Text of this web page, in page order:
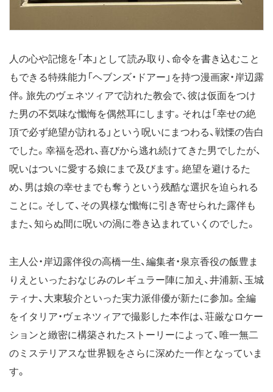
人の心や記憶を「本」として読み取り、命令を書き込むこと
もできる特殊能力「ヘブンズ・ドアー」を持つ漫画家・岸辺露
伴。旅先のヴェネツィアで訪れた教会で、彼は仮面をつけ
た男の不気味な懺悔を偶然耳にします。それは「幸せの絶
頂で必ず絶望が訪れる」という呪いにまつわる、戦慄の告白
でした。幸福を恐れ、喜びから逃れ続けてきた男でしたが、
呪いはついに愛する娘にまで及びます。絶望を避けるた
め、男は娘の幸せまでも奪うという残酷な選択を迫られる
ことに。そして、その異様な懺悔に引き寄せられた露伴も
また、知らぬ間に呪いの渦に巻き込まれていくのでした。
主人公・岸辺露伴役の高橋一生、編集者・泉京香役の飯豊ま
りえといったおなじみのレギュラー陣に加え、井浦新、玉城
ティナ、大東駿介といった実力派俳優が新たに参加。全編
をイタリア・ヴェネツィアで撮影した本作は、荘厳なロケー
ションと緻密に構築されたストーリーによって、唯一無二
のミステリアスな世界観をさらに深めた一作となっていま
す。